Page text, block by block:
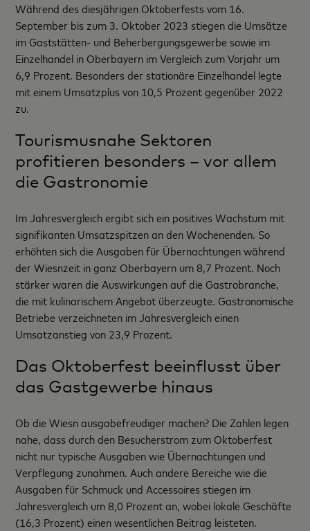
Während des diesjährigen Oktoberfests vom 16.
September bis zum 3. Oktober 2023 stiegen die Umsätze
im Gaststätten- und Beherbergungsgewerbe sowie im
Einzelhandel in Oberbayern im Vergleich zum Vorjahr um
6,9 Prozent. Besonders der stationäre Einzelhandel legte
mit einem Umsatzplus von 10,5 Prozent gegenüber 2022
zu.
Tourismusnahe Sektoren
profitieren besonders – vor allem
die Gastronomie
Im Jahresvergleich ergibt sich ein positives Wachstum mit
signifikanten Umsatzspitzen an den Wochenenden. So
erhöhten sich die Ausgaben für Übernachtungen während
der Wiesnzeit in ganz Oberbayern um 8,7 Prozent. Noch
stärker waren die Auswirkungen auf die Gastrobranche,
die mit kulinarischem Angebot überzeugte. Gastronomische
Betriebe verzeichneten im Jahresvergleich einen
Umsatzanstieg von 23,9 Prozent.
Das Oktoberfest beeinflusst über
das Gastgewerbe hinaus
Ob die Wiesn ausgabefreudiger machen? Die Zahlen legen
nahe, dass durch den Besucherstrom zum Oktoberfest
nicht nur typische Ausgaben wie Übernachtungen und
Verpflegung zunahmen. Auch andere Bereiche wie die
Ausgaben für Schmuck und Accessoires stiegen im
Jahresvergleich um 8,0 Prozent an, wobei lokale Geschäfte
(16,3 Prozent) einen wesentlichen Beitrag leisteten.